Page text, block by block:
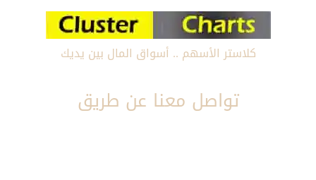
كلاستر الأسهم .. أسواق المال بين يديك
تواصل معنا عن طريق